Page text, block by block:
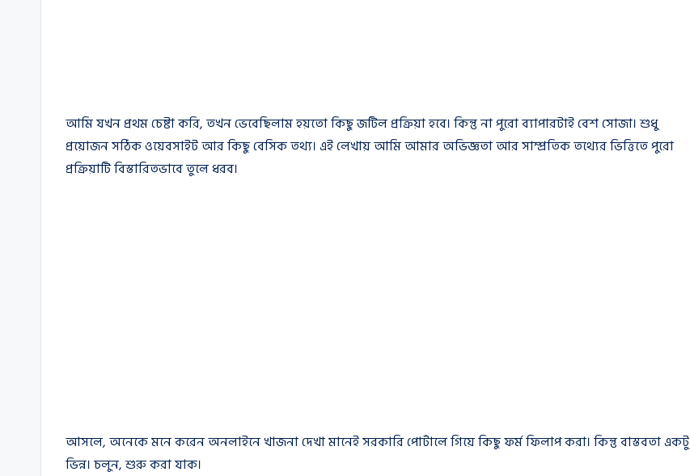
আমি যখন প্রথম চেষ্টা করি, তখন ভেবেছিলাম হয়তো কিছু জটিল প্রক্রিয়া হবে। কিন্তু না পুরো ব্যাপারটাই বেশ সোজা। শুধু
প্রয়োজন সঠিক ওয়েবসাইট আর কিছু বেসিক তথ্য। এই লেখায় আমি আমার অভিজ্ঞতা আর সাম্প্রতিক তথ্যের ভিত্তিতে পুরো
প্রক্রিয়াটি বিস্তারিতভাবে তুলে ধরব।
আসলে, অনেকে মনে করেন অনলাইনে খাজনা দেখা মানেই সরকারি পোর্টালে গিয়ে কিছু ফর্ম ফিলাপ করা। কিন্তু বাস্তবতা একটু
ভিন্ন। চলুন, শুরু করা যাক।